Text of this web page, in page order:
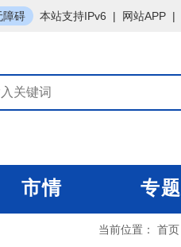
障碍 本站支持IPv6 | 网站APP |
市情 专题
当前位置： 首页